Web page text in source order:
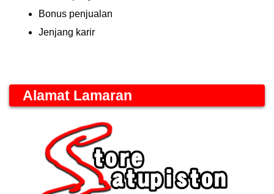
Bonus penjualan
Jenjang karir
Alamat Lamaran